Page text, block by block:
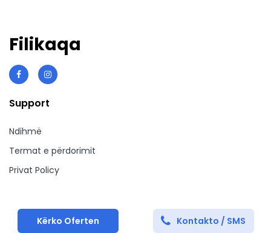
Kërko Oferten Kontakto / SMS
Filikaqa
Support
Ndihmë
Termat e përdorimit
Privat Policy